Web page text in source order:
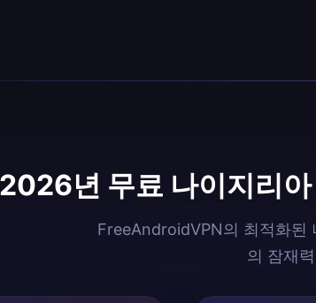
2026년 무료 나이지리
FreeAndroidVPN의 최적화된
의 잠재